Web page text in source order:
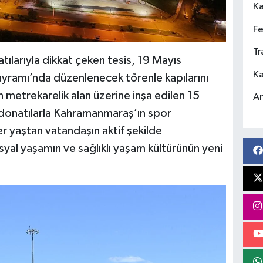
dikkat çeken tesis, 19 Mayıs
düzenlenecek törenle kapılarını
alan üzerine inşa edilen 15
Kahramanmaraş’ın spor
yaştan vatandaşın aktif şekilde
yaşamın ve sağlıklı yaşam kültürünün yeni